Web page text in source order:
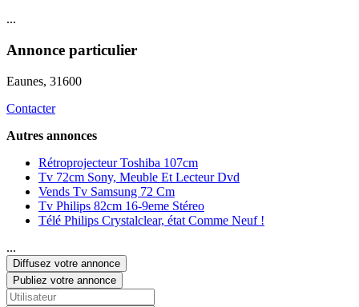
...
Annonce particulier
Eaunes, 31600
Contacter
Autres annonces
Rétroprojecteur Toshiba 107cm
Tv 72cm Sony, Meuble Et Lecteur Dvd
Vends Tv Samsung 72 Cm
Tv Philips 82cm 16-9eme Stéreo
Télé Philips Crystalclear, état Comme Neuf !
...
Diffusez votre annonce
Publiez votre annonce